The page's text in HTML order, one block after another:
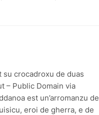
su crocadroxu de duas
– Public Domain via
est un’arromanzu de
eroi de gherra, e de